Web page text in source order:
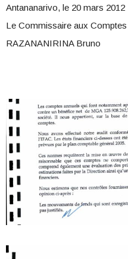
Antananarivo, le 20 mars 2012
Le Commissaire aux Comptes
RAZANANIRINA Bruno